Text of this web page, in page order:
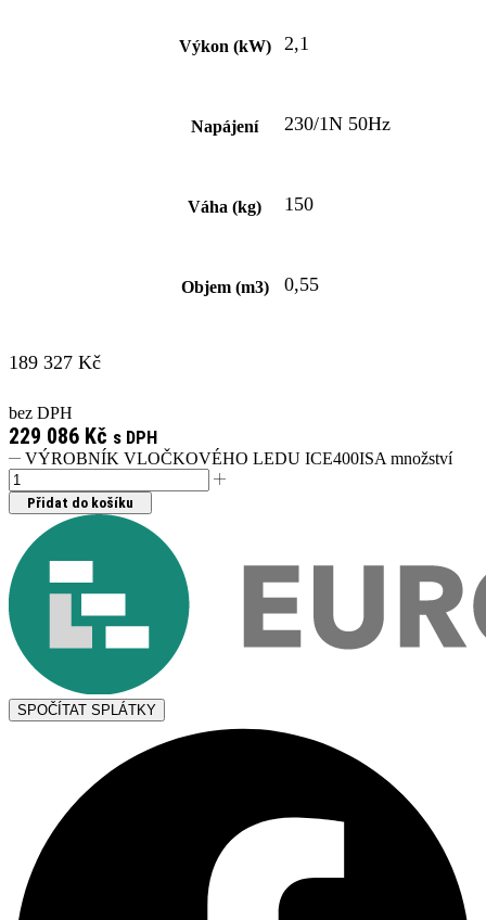
Výkon (kW) 2,1
Napájení 230/1N 50Hz
Váha (kg) 150
Objem (m3) 0,55
189 327 Kč
bez DPH
229 086 Kč s DPH
VÝROBNÍK VLOČKOVÉHO LEDU ICE400ISA množství
Přidat do košíku
SPOČÍTAT SPLÁTKY